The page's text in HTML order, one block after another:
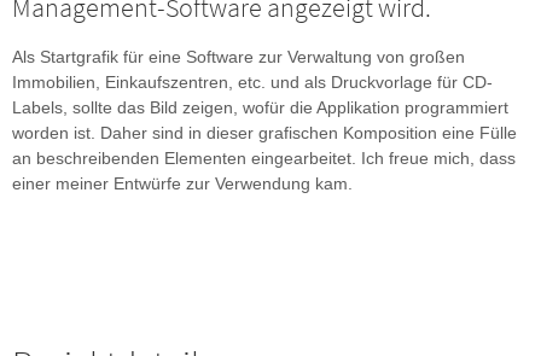
Management-Software angezeigt wird.
Als Startgrafik für eine Software zur Verwaltung von großen
Immobilien, Einkaufszentren, etc. und als Druckvorlage für CD-
Labels, sollte das Bild zeigen, wofür die Applikation programmiert
worden ist. Daher sind in dieser grafischen Komposition eine Fülle
an beschreibenden Elementen eingearbeitet. Ich freue mich, dass
einer meiner Entwürfe zur Verwendung kam.